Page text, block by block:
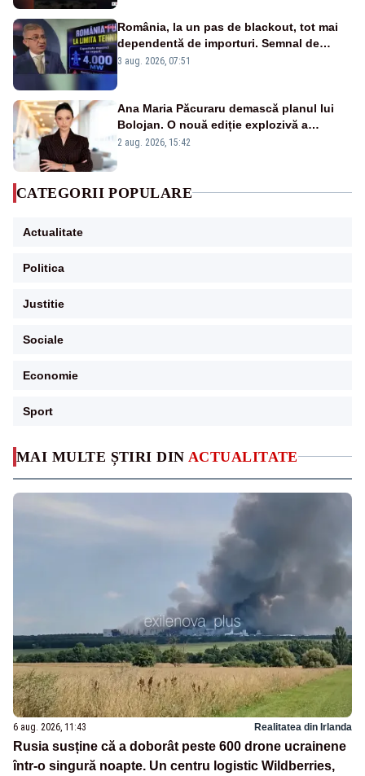
MAI MULTE ȘTIRI DIN ACTUALITATE
6 aug. 2026, 11:43 Realitatea din Irlanda
Rusia susține că a doborât peste 600 drone ucrainene
într-o singură noapte. Un centru logistic Wildberries,
România, la un pas de blackout, tot mai
dependentă de importuri. Semnal de
alarmă tras de un expert în energie
3 aug. 2026, 07:51
Ana Maria Păcuraru demască planul lui
Bolojan. O nouă ediție explozivă a
emisiunii „Miza Zilei” la Realitatea PLUS
2 aug. 2026, 15:42
CATEGORII POPULARE
Actualitate
Politica
Justitie
Sociale
Economie
Sport